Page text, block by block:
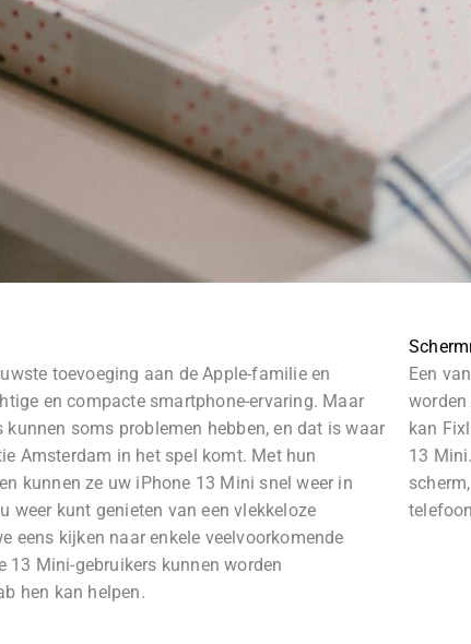
toevoeging aan de Apple-familie en
en compacte smartphone-ervaring. Maar
soms problemen hebben, en dat is waar
Amsterdam in het spel komt. Met hun
kunnen ze uw iPhone 13 Mini snel weer in
weer kunt genieten van een vlekkeloze
eens kijken naar enkele veelvoorkomende
13 Mini-gebruikers kunnen worden
hen kan helpen.
Een
kan
13